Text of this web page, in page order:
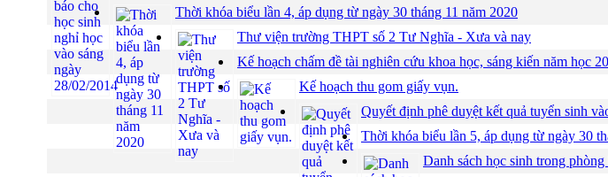
Thời khóa biểu lần 4, áp dụng từ ngày 30 tháng 11 năm 2020
Thư viện trường THPT số 2 Tư Nghĩa - Xưa và nay
Kế hoạch chấm đề tài nghiên cứu khoa học, sáng kiến năm học
Kế hoạch thu gom giấy vụn.
Quyết định phê duyệt kết quả tuyển sinh
Thời khóa biểu lần 5, áp dụng từ ngày 30
Danh sách học sinh trong